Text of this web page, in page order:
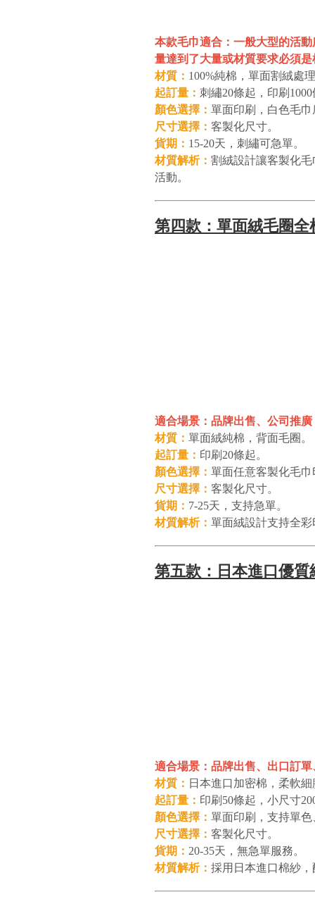
本款毛巾適合：一般大型的活
量達到了大量或材質要求必須
材質： 100%純棉，單面割絨處
起訂量： 刺繡20條起，印刷
顏色選擇： 單面印刷，白色毛
尺寸選擇： 客製化尺寸。
貨期： 15-20天，刺繡可急單。
材質解析： 割絨設計讓客製化
活動。
第四款：單面絨毛圈
適合場景：品牌出售、公司推
材質： 單面絨純棉，背面毛圈。
起訂量： 印刷20條起。
顏色選擇： 單面任意客製化毛
尺寸選擇： 客製化尺寸。
貨期： 7-25天，支持急單。
材質解析： 單面絨設計支持全
第五款：日本進口優
適合場景：品牌出售、出口訂
材質： 日本進口加密棉，柔軟細
起訂量： 印刷50條起，小尺寸
顏色選擇： 單面印刷，支持單
尺寸選擇： 客製化尺寸。
貨期： 20-35天，無急單服務。
材質解析： 採用日本進口棉紗